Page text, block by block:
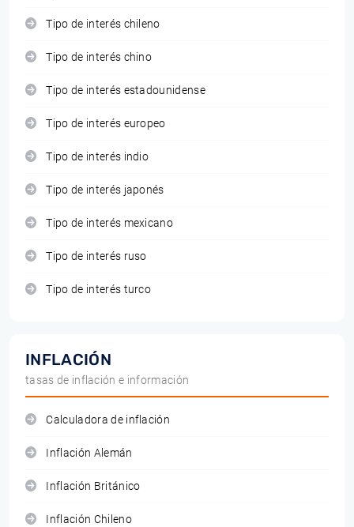
Tipo de interés chileno
Tipo de interés chino
Tipo de interés estadounidense
Tipo de interés europeo
Tipo de interés indio
Tipo de interés japonés
Tipo de interés mexicano
Tipo de interés ruso
Tipo de interés turco
INFLACIÓN
tasas de inflación e información
Calculadora de inflación
Inflación Alemán
Inflación Británico
Inflación Chileno